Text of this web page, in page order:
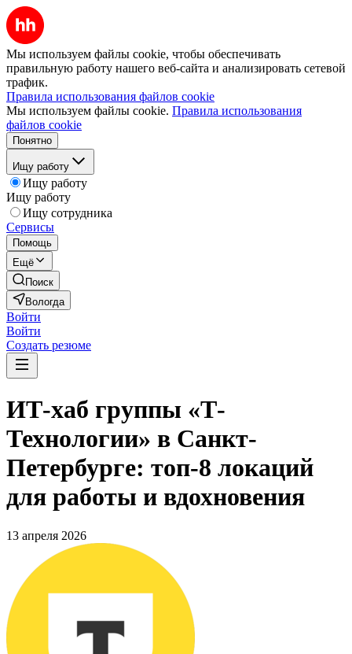
Мы используем файлы cookie, чтобы обеспечивать
правильную работу нашего веб-сайта и анализировать сетевой
трафик.
Правила использования файлов cookie
Мы используем файлы cookie. Правила использования
файлов cookie
Понятно
Ищу работу
Ищу работу
Ищу работу
Ищу сотрудника
Сервисы
Помощь
Ещё
Поиск
Вологда
Войти
Войти
Создать резюме
ИТ-хаб группы «Т-
Технологии» в Санкт-
Петербурге: топ-8 локаций
для работы и вдохновения
13 апреля 2026